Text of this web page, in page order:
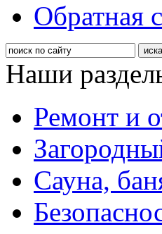
Обратная
Наши
Ремонт и
Сауна,